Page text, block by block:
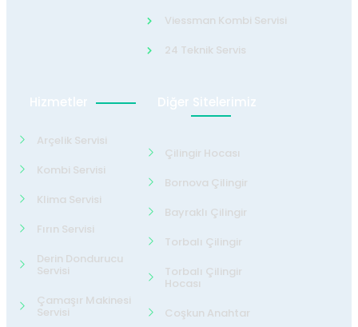
Viessman Kombi Servisi
24 Teknik Servis
Hizmetler
Arçelik Servisi
Kombi Servisi
Klima Servisi
Fırın Servisi
Derin Dondurucu
Servisi
Çamaşır Makinesi
Servisi
Diğer Sitelerimiz
Çilingir Hocası
Bornova Çilingir
Bayraklı Çilingir
Torbalı Çilingir
Torbalı Çilingir
Hocası
Coşkun Anahtar